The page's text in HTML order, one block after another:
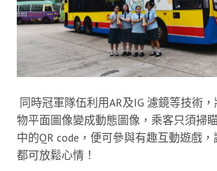
同時冠軍隊伍利用AR及IG 濾鏡等技術
物平面圖像變成動態圖像，乘客只須掃
中的QR code，便可參與有趣互動遊戲
都可放鬆心情！